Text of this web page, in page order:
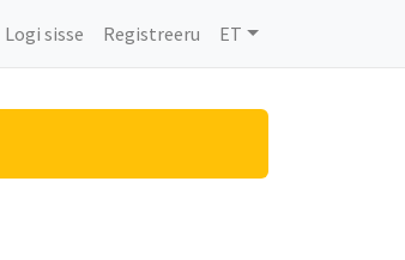
Logi sisse Registreeru ET